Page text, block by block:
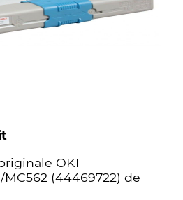
OKI
MC562 (44469722) de